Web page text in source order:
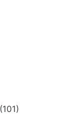
(101)